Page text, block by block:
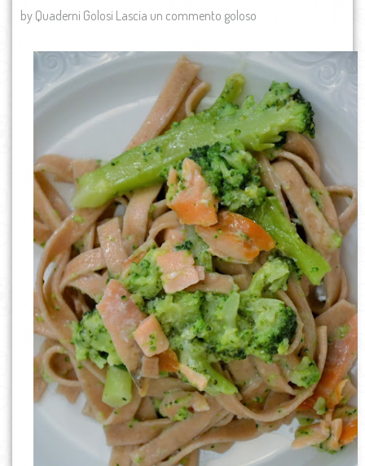
by Quaderni Golosi Lascia un commento goloso